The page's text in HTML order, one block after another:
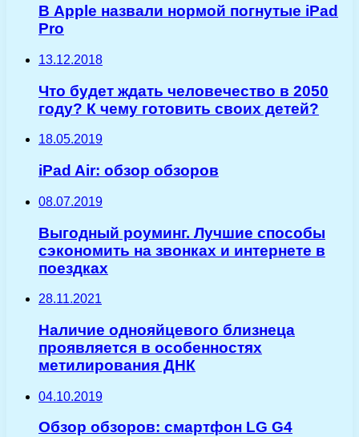
В Apple назвали нормой погнутые iPad
Pro
13.12.2018
Что будет ждать человечество в 2050
году? К чему готовить своих детей?
18.05.2019
iPad Air: обзор обзоров
08.07.2019
Выгодный роуминг. Лучшие способы
сэкономить на звонках и интернете в
поездках
28.11.2021
Наличие однояйцевого близнеца
проявляется в особенностях
метилирования ДНК
04.10.2019
Обзор обзоров: смартфон LG G4